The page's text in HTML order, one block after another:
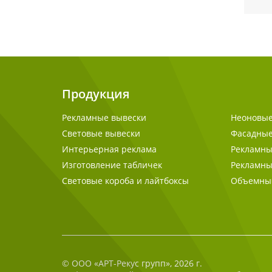
Продукция
Рекламные вывески
Световые вывески
Интерьерная реклама
Изготовление табличек
Световые короба и лайтбоксы
© ООО «АРТ-Рекус групп», 2026 г.